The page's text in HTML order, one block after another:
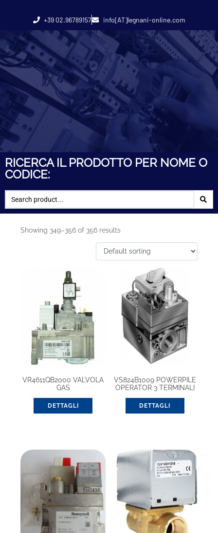
+39 02.96789157 info[AT]legnani-online.com
RICERCA IL PRODOTTO PER NOME O
CODICE:
Showing 349–356 of 356 results
VR4611QB2000 VALVOLA
GAS
DETTAGLI
VS824B1009 POWERPILE
OPERATOR 3 TERMINALI
DETTAGLI